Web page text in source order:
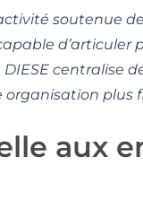
soutenue
centralise
plus
aux